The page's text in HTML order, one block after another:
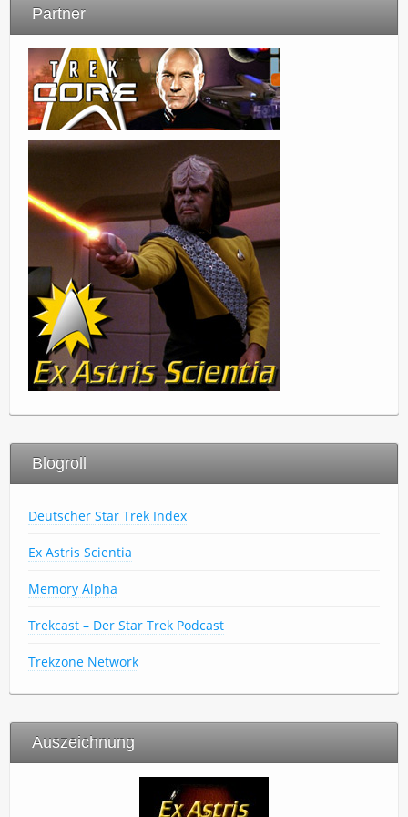
Partner
Blogroll
Deutscher Star Trek Index
Ex Astris Scientia
Memory Alpha
Trekcast – Der Star Trek Podcast
Trekzone Network
Auszeichnung